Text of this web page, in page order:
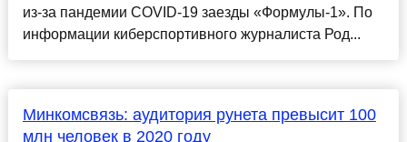
из-за пандемии COVID-19 заезды «Формулы-1». По
информации киберспортивного журналиста Род...
Минкомсвязь: аудитория рунета превысит 100
млн человек в 2020 году